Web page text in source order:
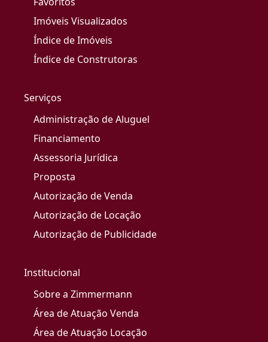
Imóveis Visualizados
Índice de Imóveis
Índice de Construtoras
Serviços
Administração de Aluguel
Financiamento
Assessoria Jurídica
Proposta
Autorização de Venda
Autorização de Locação
Autorização de Publicidade
Institucional
Sobre a Zimmermann
Área de Atuação Venda
Área de Atuação Locação